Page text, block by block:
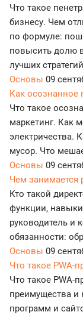
Что такое
бизнесу. Чем
по формуле:
повысить долю
лучших стратегий
Основы 09
Как осознанное
Что такое
маркетинг. Как
электричества.
мусор. Что
Основы 09
Чем занимается
Кто такой
функции, навыки
руководитель и
обязанности:
Основы 09
Что такое PWA-
Что такое PWA-
преимущества и
программ и